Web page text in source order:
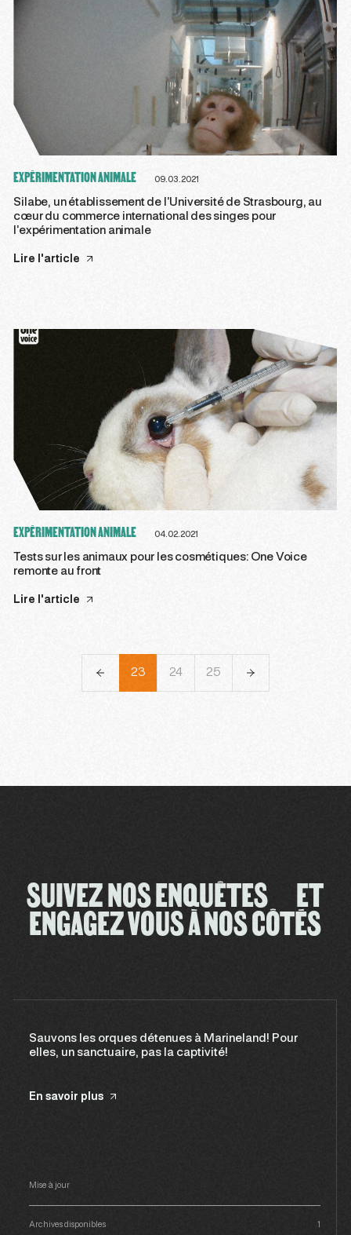
EXPÉRIMENTATION ANIMALE 09.03.2021
Silabe, un établissement de l’Université de Strasbourg, au
cœur du commerce international des singes pour
l’expérimentation animale
Lire l'article
EXPÉRIMENTATION ANIMALE 04.02.2021
Tests sur les animaux pour les cosmétiques: One Voice
remonte au front
Lire l'article
22 23 24 25 26
SUIVEZ NOS ENQUÊTES ET
ENGAGEZ VOUS À NOS CÔTÉS
Sauvons les orques détenues à Marineland! Pour
elles, un sanctuaire, pas la captivité!
En savoir plus
Mise à jour
Archives disponibles 1